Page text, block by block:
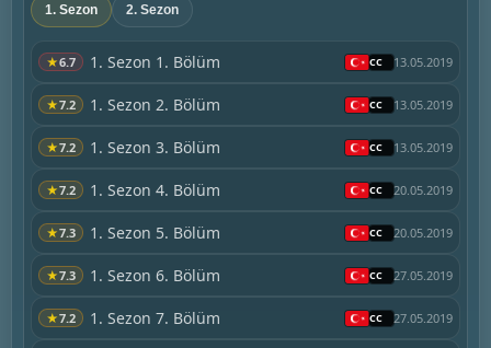
1. Sezon 2. Sezon
★6.7 1. Sezon 1. Bölüm 13.05.2019
★7.2 1. Sezon 2. Bölüm 13.05.2019
★7.2 1. Sezon 3. Bölüm 13.05.2019
★7.2 1. Sezon 4. Bölüm 20.05.2019
★7.3 1. Sezon 5. Bölüm 20.05.2019
★7.3 1. Sezon 6. Bölüm 27.05.2019
★7.2 1. Sezon 7. Bölüm 27.05.2019